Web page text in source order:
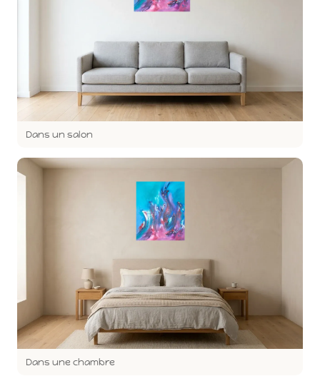
Dans un salon
Dans une chambre